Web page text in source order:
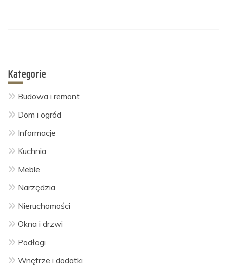
Kategorie
Budowa i remont
Dom i ogród
Informacje
Kuchnia
Meble
Narzędzia
Nieruchomości
Okna i drzwi
Podłogi
Wnętrze i dodatki